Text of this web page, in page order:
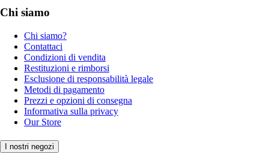
Chi siamo
Chi siamo?
Contattaci
Condizioni di vendita
Restituzioni e rimborsi
Esclusione di responsabilità legale
Metodi di pagamento
Prezzi e opzioni di consegna
Informativa sulla privacy
Our Store
I nostri negozi